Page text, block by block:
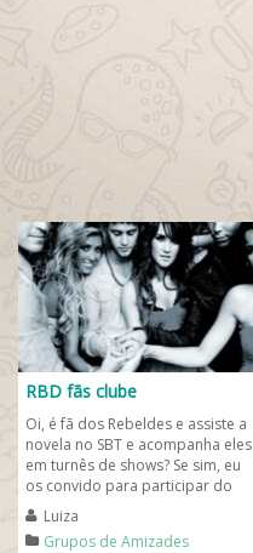
RBD fãs clube
Oi, é fã dos Rebeldes e assiste a
novela no SBT e acompanha eles
em turnês de shows? Se sim, eu
os convido para participar do
nosso grupo de WhatsApp RBD...
Luiza
Grupos de Amizades